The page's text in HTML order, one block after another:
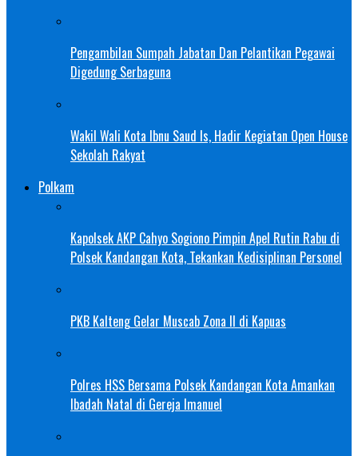
Pengambilan Sumpah Jabatan Dan Pelantikan Pegawai
Digedung Serbaguna
Wakil Wali Kota Ibnu Saud Is, Hadir Kegiatan Open House
Sekolah Rakyat
Polkam
Kapolsek AKP Cahyo Sogiono Pimpin Apel Rutin Rabu di
Polsek Kandangan Kota, Tekankan Kedisiplinan Personel
PKB Kalteng Gelar Muscab Zona II di Kapuas
Polres HSS Bersama Polsek Kandangan Kota Amankan
Ibadah Natal di Gereja Imanuel